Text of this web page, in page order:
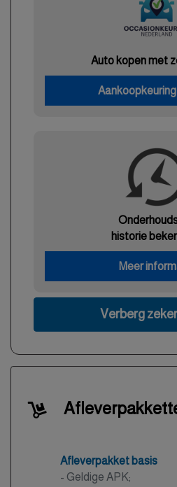
Auto kopen met
historie
Meer
Verberg
Afleverpakket basis
- Geldige APK;